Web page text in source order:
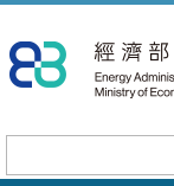
到
主
內
容